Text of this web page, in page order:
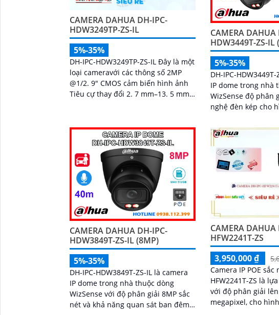
CAMERA DAHUA DH-IPC-
HDW3249TP-ZS-IL
5%-35%
DH-IPC-HDW3249TP-ZS-IL Đây là một
loại cameravới các thông số 2MP
@1/2. 9" CMOS cảm biến hình ảnh
Tiêu cự thay đổi 2. 7 mm–13. 5 mm
CAMERA DAHUA
HDW3449T-ZS-IL
5%-35%
DH-IPC-
IP dome trong nhà
WizSense độ phân
nghệ đèn kép cho
đến 50m. Tích hợp mic ghi âm, khe
cắm thẻ nhớ
cùng khả năng
người và phương
đến giải pháp giám
thông minh, hiệu
đặt tại gia đình,
CAMERA DAHUA DH-IPC-
HDW3849T-ZS-IL (8MP)
5%-35%
DH-IPC-HDW3849T-ZS-IL là camera
IP dome trong nhà thuộc dòng
WizSense với độ phân giải 8MP sắc
nét và khả năng quan sát ban đêm
CAMERA DAHUA
HFW2241T-ZS
3,950,000 ₫
Camera IP POE sắc
HFW2241T-ZS là
với độ phân giải
megapixel, cho